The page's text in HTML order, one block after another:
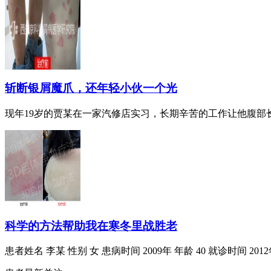
斩断银屑魔爪，还年轻小伙一个光
现年19岁的贾某在一家汽修店实习，长期辛苦的工作让他腹部
科学的方法帮助我在寒冬里战胜老
患者姓名 李某 性别 女 患病时间 2009年 年龄 40 就诊时间 2012